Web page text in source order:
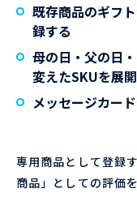
既存商品のギフ
録する
母の日・父の日
変えたSKUを展
メッセージカー
専用商品として登録
商品」としての評価